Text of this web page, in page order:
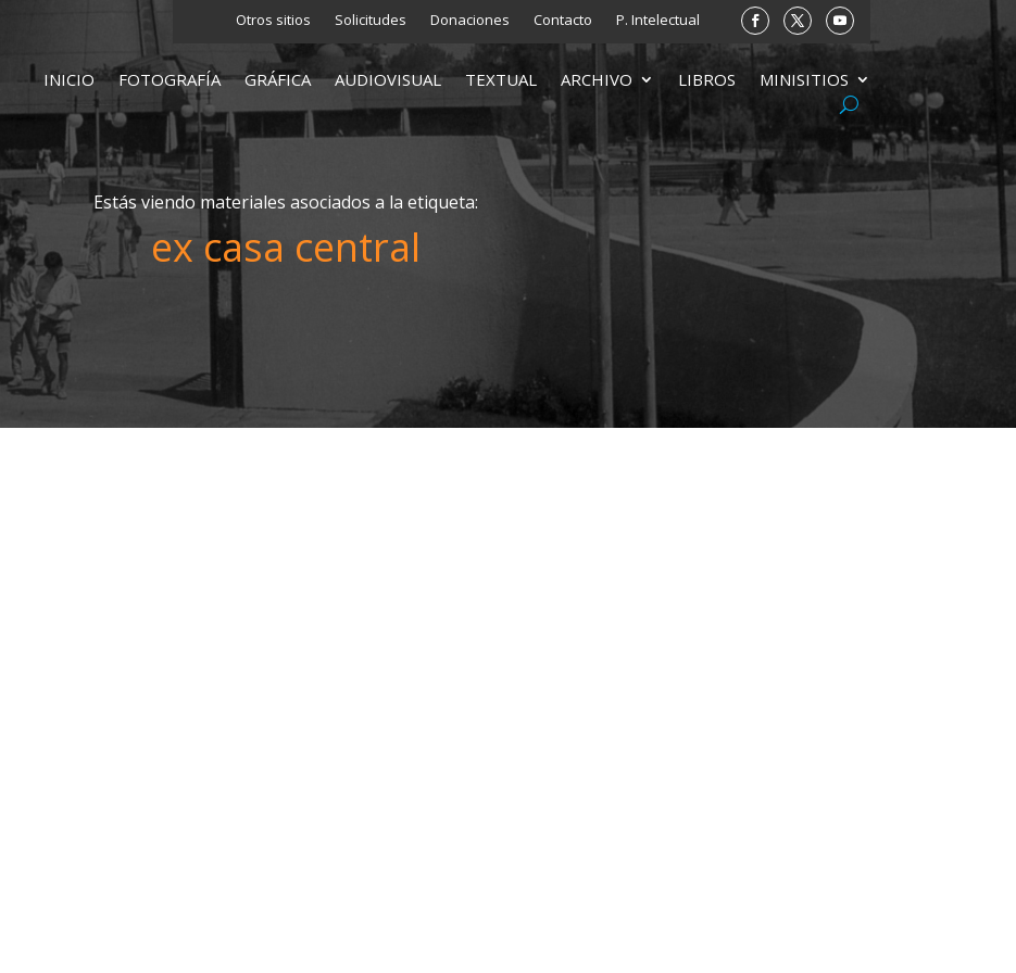
Otros sitios Solicitudes Donaciones Contacto P. Intelectual
INICIO FOTOGRAFÍA GRÁFICA AUDIOVISUAL TEXTUAL ARCHIVO LIBROS MINISITIOS
Estás viendo materiales asociados a la etiqueta:
ex casa central